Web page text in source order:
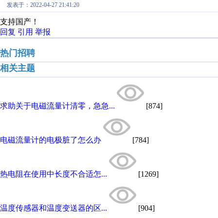
发表于：2022-04-27 21:41:20
支持国产！
回复 引用 举报
热门招聘
相关主题
求助关于电磁流量计清零，急急... [874]
电磁流量计的电极脏了怎么办 [784]
热电阻在使用中长度不合适怎... [1269]
温度传感器和温度变送器的区... [904]